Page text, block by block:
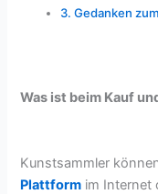
Gedanken
Was ist beim Kauf
Kunstsammler
Plattform im Internet